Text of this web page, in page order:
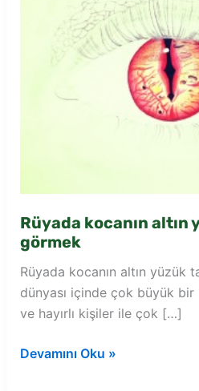
Rüyada kocanın altın
görmek
Rüyada kocanın altın yüzük
dünyası içinde çok büyük bir
ve hayırlı kişiler ile çok […]
Rüyada
Devamını Oku »